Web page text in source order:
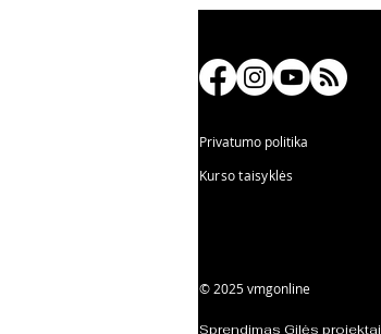
Privatumo politika
Kurso taisyklės
© 2025 vmgonline
Sprendimas Gilės projektai